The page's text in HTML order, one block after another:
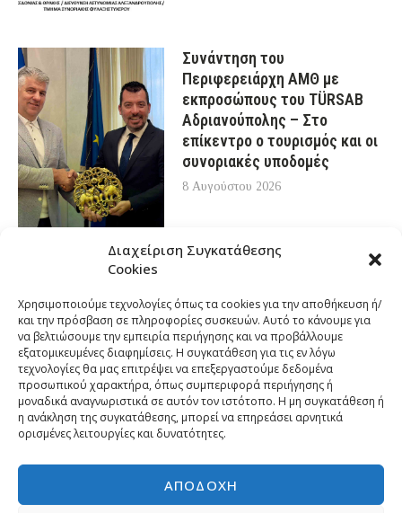
Διαχείριση Συγκατάθεσης
Cookies
Χρησιμοποιούμε τεχνολογίες όπως τα cookies για την αποθήκευση ή/
και την πρόσβαση σε πληροφορίες συσκευών. Αυτό το κάνουμε για
να βελτιώσουμε την εμπειρία περιήγησης και να προβάλλουμε
εξατομικευμένες διαφημίσεις. Η συγκατάθεση για τις εν λόγω
τεχνολογίες θα μας επιτρέψει να επεξεργαστούμε δεδομένα
προσωπικού χαρακτήρα, όπως συμπεριφορά περιήγησης ή
μοναδικά αναγνωριστικά σε αυτόν τον ιστότοπο. Η μη συγκατάθεση ή
η ανάκληση της συγκατάθεσης, μπορεί να επηρεάσει αρνητικά
ορισμένες λειτουργίες και δυνατότητες.
ΑΠΟΔΟΧΉ
Συνάντηση του
Περιφερειάρχη ΑΜΘ με
εκπροσώπους του TÜRSAB
Αδριανούπολης – Στο
επίκεντρο ο τουρισμός και οι
συνοριακές υποδομές
8 Αυγούστου 2026